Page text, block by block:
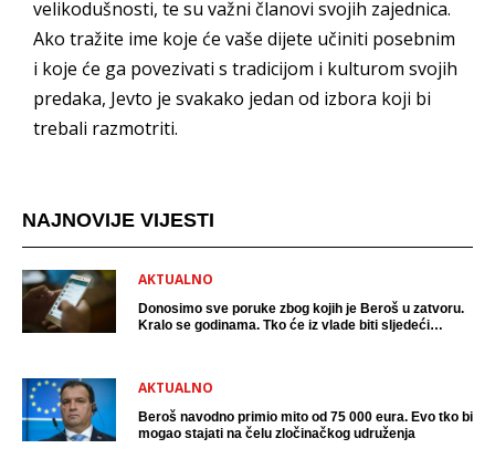
velikodušnosti, te su važni članovi svojih zajednica.
Ako tražite ime koje će vaše dijete učiniti posebnim
i koje će ga povezivati s tradicijom i kulturom svojih
predaka, Jevto je svakako jedan od izbora koji bi
trebali razmotriti.
NAJNOVIJE VIJESTI
AKTUALNO
Donosimo sve poruke zbog kojih je Beroš u zatvoru.
Kralo se godinama. Tko će iz vlade biti sljedeći
AKTUALNO
Beroš navodno primio mito od 75 000 eura. Evo tko bi
mogao stajati na čelu zločinačkog udruženja